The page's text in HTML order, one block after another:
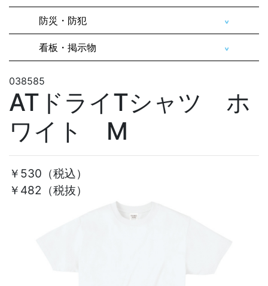
防災・防犯
看板・掲示物
038585
ATドライTシャツ ホ
ワイト M
￥530 （税込）
￥482（税抜）